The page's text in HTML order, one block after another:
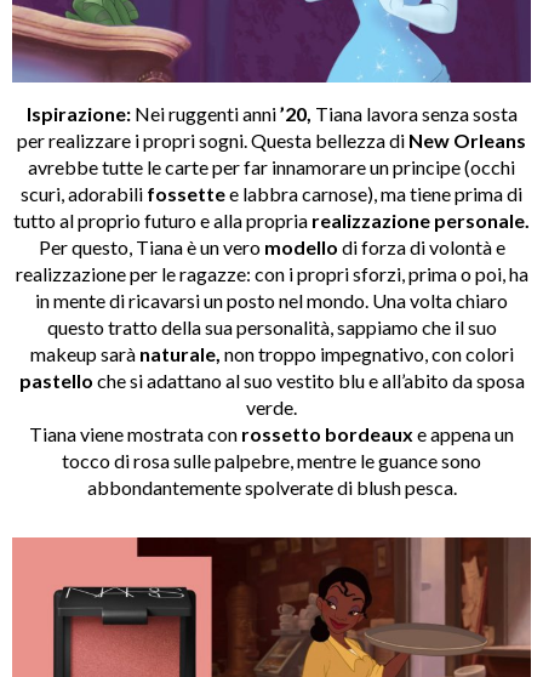
Ispirazione: Nei ruggenti anni’20, Tiana lavora senza sosta
per realizzare i propri sogni. Questa bellezza di New Orleans
avrebbe tutte le carte per far innamorare un principe (occhi
scuri, adorabili fossettee labbra carnose), ma tiene prima di
tutto al proprio futuro e alla propria realizzazione personale.
Per questo, Tiana è un vero modello di forza di volontà e
realizzazione per le ragazze: con i propri sforzi, prima o poi, ha
in mente di ricavarsi un posto nel mondo. Una volta chiaro
questo tratto della sua personalità, sappiamo che il suo
makeup sarà naturale, non troppo impegnativo, con colori
pastello che si adattano al suo vestito blu e all’abito da sposa
verde.
Tiana viene mostrata con rossetto bordeaux e appena un
tocco di rosa sulle palpebre, mentre le guance sono
abbondantemente spolverate di blush pesca.